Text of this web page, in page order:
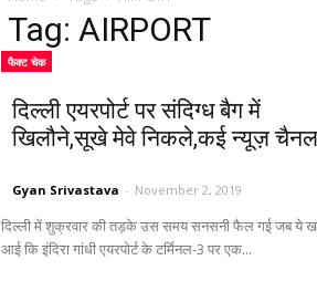
Tag: AIRPORT
फैक्ट चेक
दिल्ली एयरपोर्ट पर संदिग्ध बैग में
खिलौने,सूखे मेवे निकले,कई न्यूज़
Gyan Srivastava - November 2, 2019
दिल्ली में शुक्रवार की तड़के उस समय सनसनी फैल गई जब ये
आई कि इंदिरा गांधी एयरपोर्ट के टर्मिनल-3 पर एक...